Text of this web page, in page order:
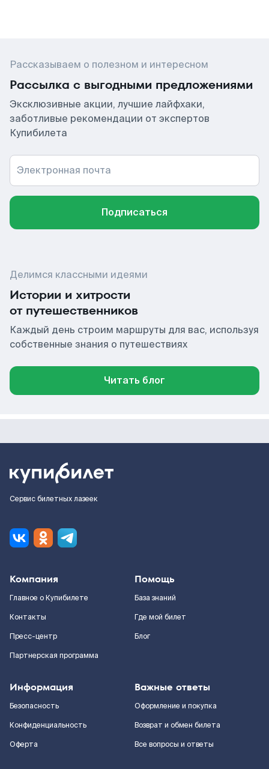
Рассказываем о полезном и интересном
Рассылка с выгодными предложениями
Эксклюзивные акции, лучшие лайфхаки,
заботливые рекомендации от экспертов
Купибилета
Электронная почта
Подписаться
Делимся классными идеями
Истории и хитрости
от путешественников
Каждый день строим маршруты для вас, используя
собственные знания о путешествиях
Читать блог
Сервис билетных лазеек
Компания
Главное о Купибилете
Контакты
Пресс-центр
Партнерская программа
Помощь
База знаний
Где мой билет
Блог
Информация
Безопасность
Конфиденциальность
Оферта
Важные ответы
Оформление и покупка
Возврат и обмен билета
Все вопросы и ответы